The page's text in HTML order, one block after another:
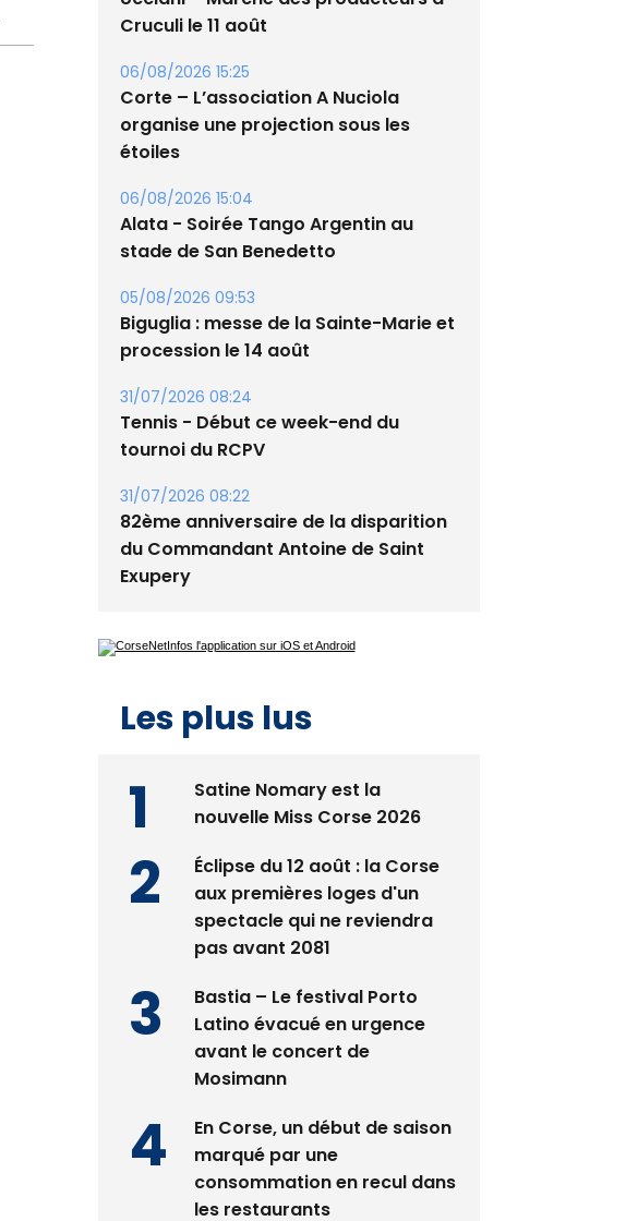
06/08/2026 15:25
organise une projection sous les
étoiles
06/08/2026 15:04
stade de San Benedetto
05/08/2026 09:53
procession le 14 août
31/07/2026 08:24
tournoi du RCPV
31/07/2026 08:22
du Commandant Antoine de Saint
Exupery
Éclipse du 12 août : la Corse
spectacle qui ne reviendra
pas avant 2081
Bastia – Le festival Porto
avant le concert de
Mosimann
En Corse, un début de saison
consommation en recul dans
les restaurants
La gendarmerie alerte les